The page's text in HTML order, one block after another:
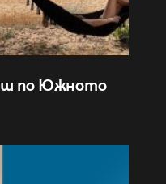
по Южното